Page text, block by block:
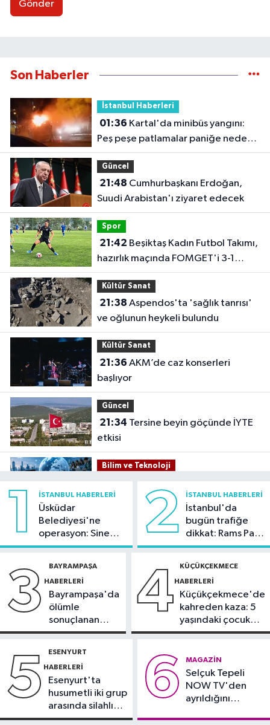
Gönder
Son Haberler
İstanbul Haberleri
01:36
Peş peşe patlamalar paniğe neden
oldu
Güncel
21:48
Suudi Arabistan'ı ziyaret edecek
Spor
21:42
hazırlık maçında FOMGET'i 3-1
mağlup etti
Kültür Sanat
21:38
ve oğlunun heykeli bulundu
Kültür Sanat
21:36
başlıyor
Güncel
21:34
etkisi
Bilim ve Teknoloji
oranı yüzde 92,3 oldu
Bilim ve Teknoloji
Kültür Sanat
vatandaşları yazlık sinemada
buluşturuyor
demeyin, önlemini alın
1 İSTANBUL HABERLERI
Üsküdar
Belediyesi'ne
operasyon: Sinem
Dedetaş'a
2 İSTANBUL HABERLERI
İstanbul'da
bugün trafiğe
dikkat: Rams Park
çevresinde bazı
3 BAYRAMPAŞA
HABERLERI
Bayrampaşa'da
ölümle
sonuçlanan
kaza: Sürücü
4 KÜÇÜKÇEKMECE
HABERLERI
Küçükçekmece'de
kahreden kaza: 5
yaşındaki çocuk
yoğun bakımda
5 ESENYURT
HABERLERI
Esenyurt'ta
husumetli iki grup
arasında silahlı
kavga
6 MAGAZIN
Selçuk Tepeli
NOW TV'den
ayrıldığını